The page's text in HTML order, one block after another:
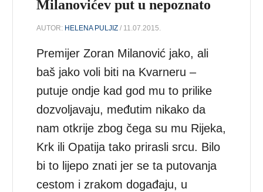
Milanovićev put u nepoznato
AUTOR: HELENA PULJIZ / 11.07.2015.
Premijer Zoran Milanović jako, ali
baš jako voli biti na Kvarneru –
putuje ondje kad god mu to prilike
dozvoljavaju, međutim nikako da
nam otkrije zbog čega su mu Rijeka,
Krk ili Opatija tako prirasli srcu. Bilo
bi to lijepo znati jer se ta putovanja
cestom i zrakom događaju, u